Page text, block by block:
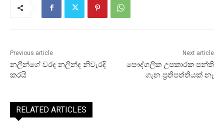
Previous article
නලීන්ගේ වරද නලින්ද නිවැරදි
කරයි
Next article
පෞද්ගලික උපකාරක පන්ති
ගැන ප්‍රතිපත්තියක් නෑ
RELATED ARTICLES